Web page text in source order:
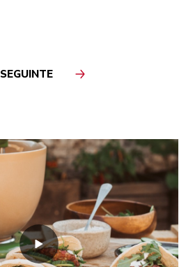
SEGUINTE